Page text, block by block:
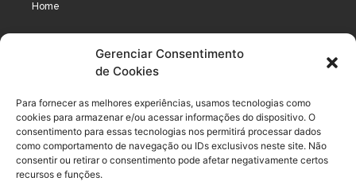
Gerenciar Consentimento
de Cookies
Para fornecer as melhores experiências, usamos tecnologias como
cookies para armazenar e/ou acessar informações do dispositivo. O
consentimento para essas tecnologias nos permitirá processar dados
como comportamento de navegação ou IDs exclusivos neste site. Não
consentir ou retirar o consentimento pode afetar negativamente certos
recursos e funções.
Home
Podcast
Legal